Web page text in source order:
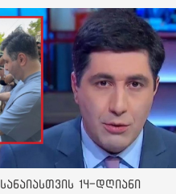
სანაიასთვის 14-დღიანი